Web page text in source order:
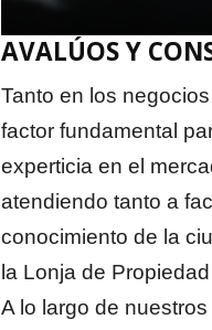
AVALÚOS Y
Tanto en los
factor fundamental
experticia en el
atendiendo tanto a
conocimiento de la
la Lonja de
A lo largo de